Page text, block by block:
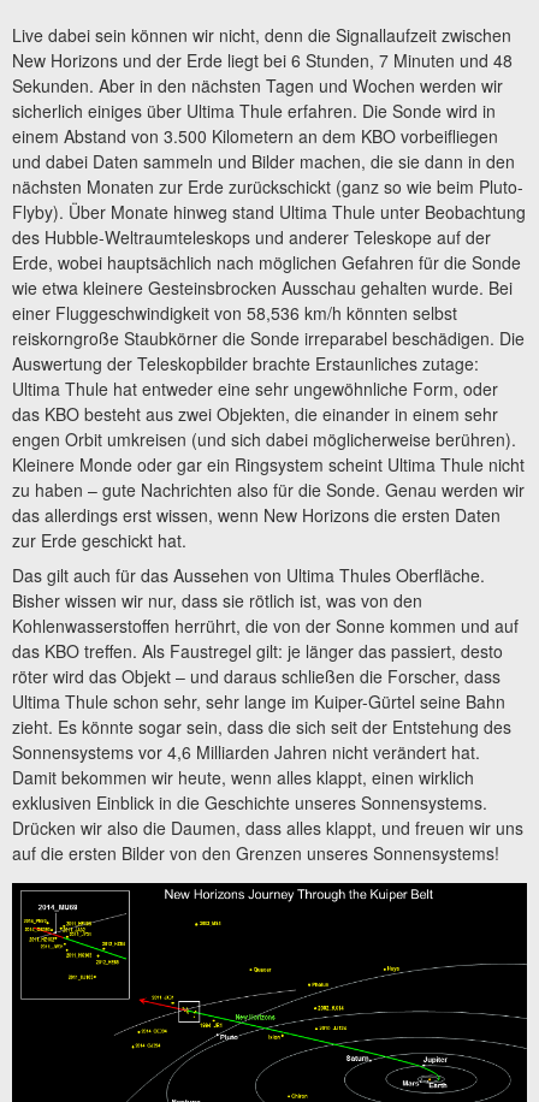
Live dabei sein können wir nicht, denn die Signallaufzeit zwischen
New Horizons und der Erde liegt bei 6 Stunden, 7 Minuten und 48
Sekunden. Aber in den nächsten Tagen und Wochen werden wir
sicherlich einiges über Ultima Thule erfahren. Die Sonde wird in
einem Abstand von 3.500 Kilometern an dem KBO vorbeifliegen
und dabei Daten sammeln und Bilder machen, die sie dann in den
nächsten Monaten zur Erde zurückschickt (ganz so wie beim Pluto-
Flyby). Über Monate hinweg stand Ultima Thule unter Beobachtung
des Hubble-Weltraumteleskops und anderer Teleskope auf der
Erde, wobei hauptsächlich nach möglichen Gefahren für die Sonde
wie etwa kleinere Gesteinsbrocken Ausschau gehalten wurde. Bei
einer Fluggeschwindigkeit von 58,536 km/h könnten selbst
reiskorngroße Staubkörner die Sonde irreparabel beschädigen. Die
Auswertung der Teleskopbilder brachte Erstaunliches zutage:
Ultima Thule hat entweder eine sehr ungewöhnliche Form, oder
das KBO besteht aus zwei Objekten, die einander in einem sehr
engen Orbit umkreisen (und sich dabei möglicherweise berühren).
Kleinere Monde oder gar ein Ringsystem scheint Ultima Thule nicht
zu haben – gute Nachrichten also für die Sonde. Genau werden wir
das allerdings erst wissen, wenn New Horizons die ersten Daten
zur Erde geschickt hat.
Das gilt auch für das Aussehen von Ultima Thules Oberfläche.
Bisher wissen wir nur, dass sie rötlich ist, was von den
Kohlenwasserstoffen herrührt, die von der Sonne kommen und auf
das KBO treffen. Als Faustregel gilt: je länger das passiert, desto
röter wird das Objekt – und daraus schließen die Forscher, dass
Ultima Thule schon sehr, sehr lange im Kuiper-Gürtel seine Bahn
zieht. Es könnte sogar sein, dass die sich seit der Entstehung des
Sonnensystems vor 4,6 Milliarden Jahren nicht verändert hat.
Damit bekommen wir heute, wenn alles klappt, einen wirklich
exklusiven Einblick in die Geschichte unseres Sonnensystems.
Drücken wir also die Daumen, dass alles klappt, und freuen wir uns
auf die ersten Bilder von den Grenzen unseres Sonnensystems!